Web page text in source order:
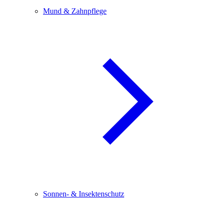
Mund & Zahnpflege
Sonnen- & Insektenschutz